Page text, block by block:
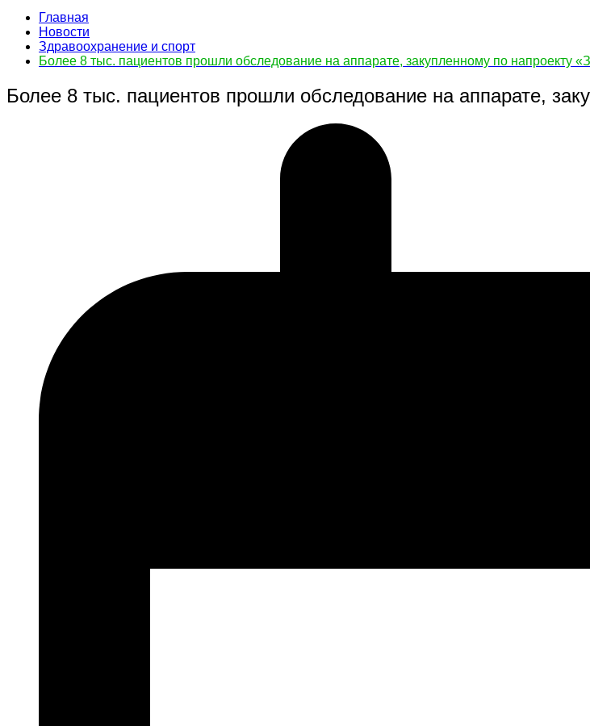
Главная
Новости
Здравоохранение и спорт
Более 8 тыс. пациентов прошли обследование на аппарате, закупленному по напроекту
Более 8 тыс. пациентов прошли обследование на аппарате,